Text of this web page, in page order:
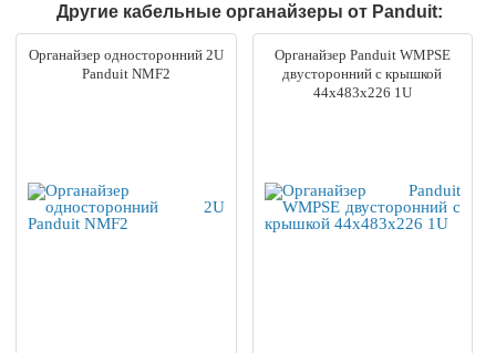
Другие кабельные органайзеры от Panduit:
Органайзер односторонний 2U
Panduit NMF2
Органайзер Panduit WMPSE
двусторонний с крышкой
44х483х226 1U